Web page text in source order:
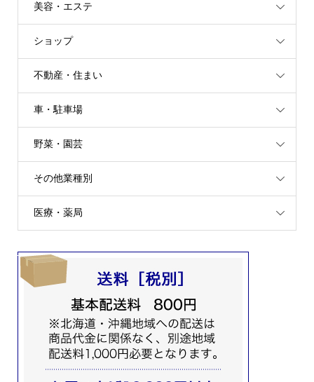
美容・エステ
ショップ
不動産・住まい
車・駐車場
野菜・園芸
その他業種別
医療・薬局